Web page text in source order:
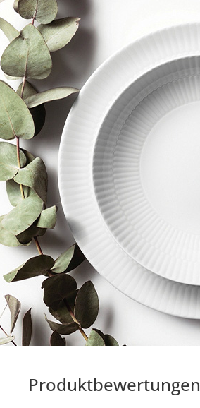
Produktbewertungen